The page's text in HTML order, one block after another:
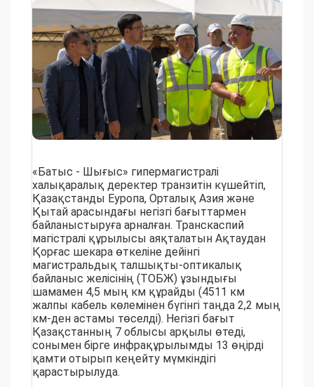
«Батыс - Шығыс» гипермагистралі
халықаралық деректер транзитін күшейтіп,
Қазақстанды Еуропа, Орталық Азия және
Қытай арасындағы негізгі бағыттармен
байланыстыруға арналған. Транскаспий
магістралі құрылысы аяқталатын Ақтаудан
Қорғас шекара өткеліне дейінгі
магистральдық талшықты-оптикалық
байланыс желісінің (ТОБЖ) ұзындығы
шамамен 4,5 мың км құрайды (4511 км
жалпы кабель көлемінен бүгінгі таңда 2,2 мың
км-ден астамы төселді). Негізгі бағыт
Қазақстанның 7 облысы арқылы өтеді,
сонымен бірге инфрақұрылымды 13 өңірді
қамти отырып кеңейту мүмкіндігі
қарастырылуда.